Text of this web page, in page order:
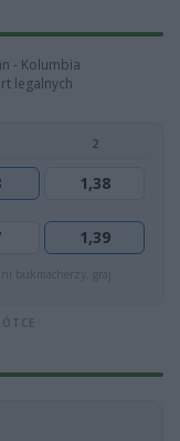
- Kolumbia
legalnych
2
1,38
1,39
bukmacherzy, graj